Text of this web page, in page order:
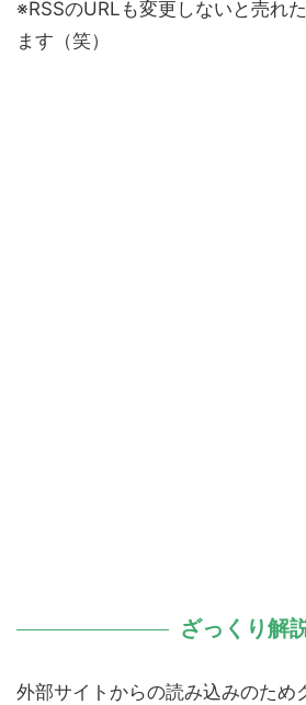
※RSSのURLも変更しないと売れ
ます（笑）
ざっくり解
外部サイトからの読み込みのため